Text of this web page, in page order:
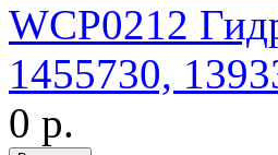
WCP0212
1455730,
0 р.